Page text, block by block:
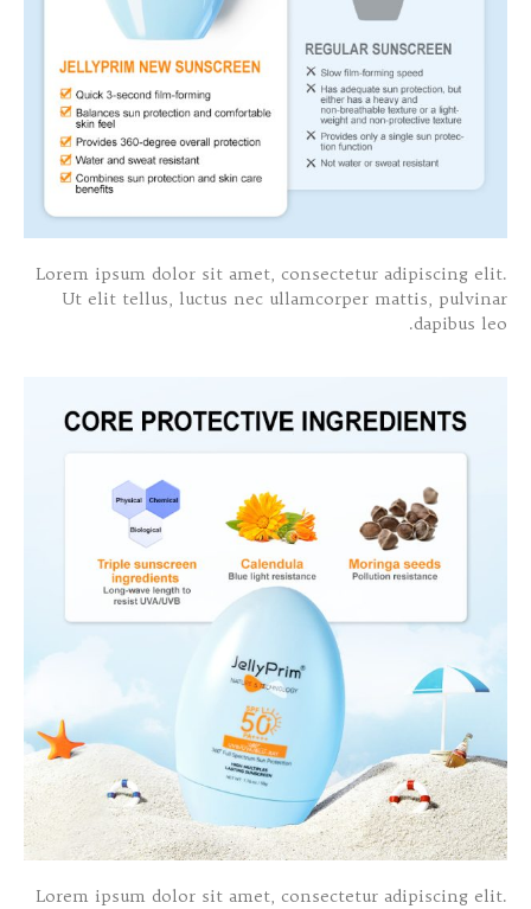
Lorem ipsum dolor sit amet, consectetur adipiscing elit.
Ut elit tellus, luctus nec ullamcorper mattis, pulvinar
dapibus leo.
Lorem ipsum dolor sit amet, consectetur adipiscing elit.